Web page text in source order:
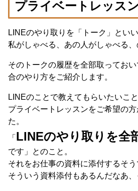
プライベートレッス
LINEのやり取りを「トーク」といい
私がしゃべる、あの人がしゃべる、
そのトークの履歴を全部取ってお
合のやり方をご紹介します。
LINEのことで教えてもらいたいこ
プライベートレッスンをご希望の
た。
「 LINEのやり取りを全
です」とのこと。
それをお仕事の資料に添付するそう
そういう資料添付もあるんだなあ、